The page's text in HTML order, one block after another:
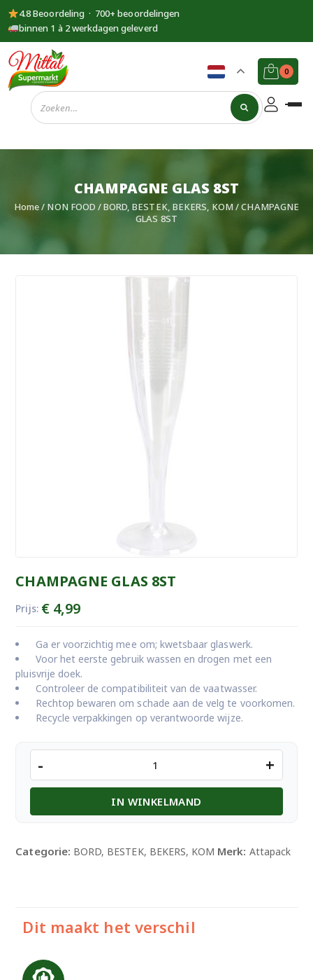
4.8 Beoordeling · 700+ beoordelingen
binnen 1 à 2 werkdagen geleverd
Supermarkt
Mittal
0
CHAMPAGNE GLAS 8ST
Home/ NON FOOD /BORD, BESTEK, BEKERS, KOM/ CHAMPAGNE
GLAS 8ST
CHAMPAGNE GLAS 8ST
Prijs: €4,99
Ga er voorzichtig mee om; kwetsbaar glaswerk.
Voor het eerste gebruik wassen en drogen met een
pluisvrije doek.
Controleer de compatibiliteit van de vaatwasser.
Rechtop bewaren om schade aan de velg te voorkomen.
Recycle verpakkingen op verantwoorde wijze.
GLAS
8ST
- +
IN WINKELMAND
Categorie: BORD, BESTEK, BEKERS, KOM Merk: Attapack
Dit maakt het verschil